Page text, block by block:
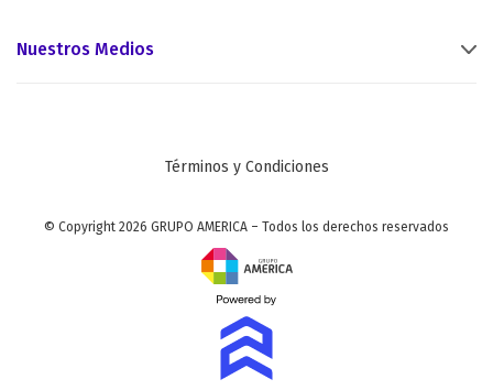
Nuestros Medios
Términos y Condiciones
© Copyright 2026 GRUPO AMERICA – Todos los derechos reservados